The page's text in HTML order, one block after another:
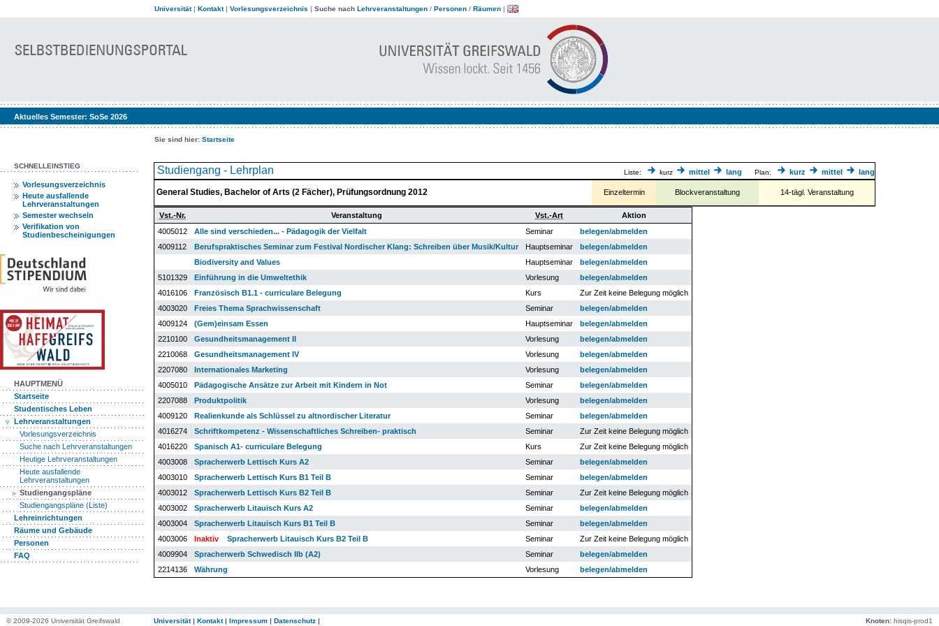
Universität| Kontakt| Vorlesungsverzeichnis | Suche nach Lehrveranstaltungen / Personen / Räumen |
Aktuelles Semester: SoSe 2026
Sie sind hier: Startseite
SCHNELLEINSTIEG
Vorlesungsverzeichnis
Heute ausfallende
Lehrveranstaltungen
Semester wechseln
Verifikation von
Studienbescheinigungen
HAUPTMENÜ
Startseite
Studentisches Leben
Lehrveranstaltungen
Vorlesungsverzeichnis
Suche nach Lehrveranstaltungen
Heutige Lehrveranstaltungen
Heute ausfallende
Lehrveranstaltungen
Studiengangspläne
Studiengangspläne (Liste)
Lehreinrichtungen
Räume und Gebäude
Personen
FAQ
Studiengang - Lehrplan Liste: kurz mittel lang Plan: kurz mittel lang
General Studies, Bachelor of Arts (2 Fächer), Prüfungsordnung 2012 Einzeltermin Blockveranstaltung 14-tägl. Veranstaltung
Vst.-Nr. Veranstaltung Vst.-Art
Aktion
4005012
Alle sind verschieden... - Pädagogik der Vielfalt Seminar
belegen/abmelden
4009112
Berufspraktisches Seminar zum Festival Nordischer Klang: Schreiben über Musik/Kultur Hauptseminar
belegen/abmelden
Biodiversity and Values
Hauptseminar
belegen/abmelden
5101329
Einführung in die Umweltethik Vorlesung
belegen/abmelden
4016106
Französisch B1.1 - curriculare Belegung Kurs
Zur Zeit keine Belegung möglich
4003020
Freies Thema Sprachwissenschaft Seminar
belegen/abmelden
4009124
(Gem)einsam Essen Hauptseminar
belegen/abmelden
2210100
Gesundheitsmanagement II Vorlesung
belegen/abmelden
2210068
Gesundheitsmanagement IV Vorlesung
belegen/abmelden
2207080
Internationales Marketing Vorlesung
belegen/abmelden
4005010
Pädagogische Ansätze zur Arbeit mit Kindern in Not Seminar
belegen/abmelden
2207088
Produktpolitik Vorlesung
belegen/abmelden
4009120
Realienkunde als Schlüssel zu altnordischer Literatur Seminar
belegen/abmelden
4016274
Schriftkompetenz - Wissenschaftliches Schreiben- praktisch Seminar
Zur Zeit keine Belegung möglich
4016220
Spanisch A1- curriculare Belegung Kurs
Zur Zeit keine Belegung möglich
4003008
Spracherwerb Lettisch Kurs A2 Seminar
belegen/abmelden
4003010
Spracherwerb Lettisch Kurs B1 Teil B Seminar
belegen/abmelden
4003012
Spracherwerb Lettisch Kurs B2 Teil B Seminar
Zur Zeit keine Belegung möglich
4003002
Spracherwerb Litauisch Kurs A2 Seminar
belegen/abmelden
4003004
Spracherwerb Litauisch Kurs B1 Teil B Seminar
belegen/abmelden
4003006
Inaktiv Spracherwerb Litauisch Kurs B2 Teil B Seminar
Zur Zeit keine Belegung möglich
4009904
Spracherwerb Schwedisch IIb (A2) Seminar
belegen/abmelden
2214136
Währung Vorlesung belegen/abmelden
© 2009-2026 Universität Greifswald Universität| Kontakt| Impressum | Datenschutz | Knoten: hisqis-prod1